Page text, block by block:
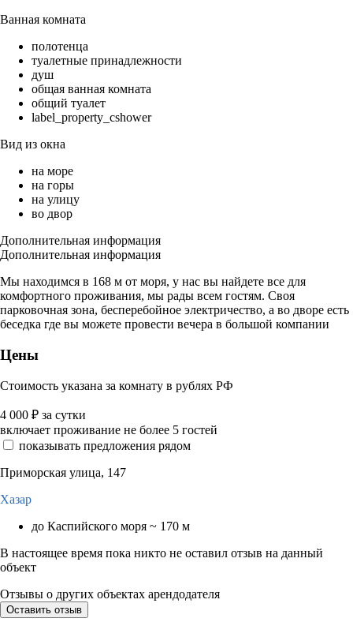
Ванная комната
полотенца
туалетные принадлежности
душ
общая ванная комната
общий туалет
label_property_cshower
Вид из окна
на море
на горы
на улицу
во двор
Дополнительная информация
Дополнительная информация
Мы находимся в 168 м от моря, у нас вы найдете все для
комфортного проживания, мы рады всем гостям. Своя
парковочная зона, бесперебойное электричество, а во дворе есть
беседка где вы можете провести вечера в большой компании
Цены
Стоимость указана за комнату в рублях РФ
4 000 ₽ за сутки
включает проживание не более 5 гостей
показывать предложения рядом
Приморская улица, 147
Хазар
до Каспийского моря ~ 170 м
В настоящее время пока никто не оставил отзыв на данный
объект
Отзывы о других объектах арендодателя
Оставить отзыв